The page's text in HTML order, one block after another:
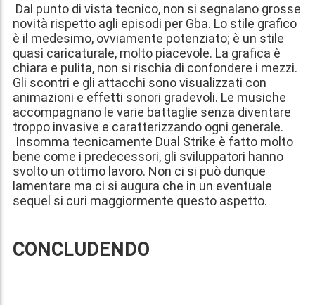
Dal punto di vista tecnico, non si segnalano grosse
novità rispetto agli episodi per Gba. Lo stile grafico
è il medesimo, ovviamente potenziato; è un stile
quasi caricaturale, molto piacevole. La grafica è
chiara e pulita, non si rischia di confondere i mezzi.
Gli scontri e gli attacchi sono visualizzati con
animazioni e effetti sonori gradevoli. Le musiche
accompagnano le varie battaglie senza diventare
troppo invasive e caratterizzando ogni generale.
Insomma tecnicamente Dual Strike è fatto molto
bene come i predecessori, gli sviluppatori hanno
svolto un ottimo lavoro. Non ci si può dunque
lamentare ma ci si augura che in un eventuale
sequel si curi maggiormente questo aspetto.
CONCLUDENDO